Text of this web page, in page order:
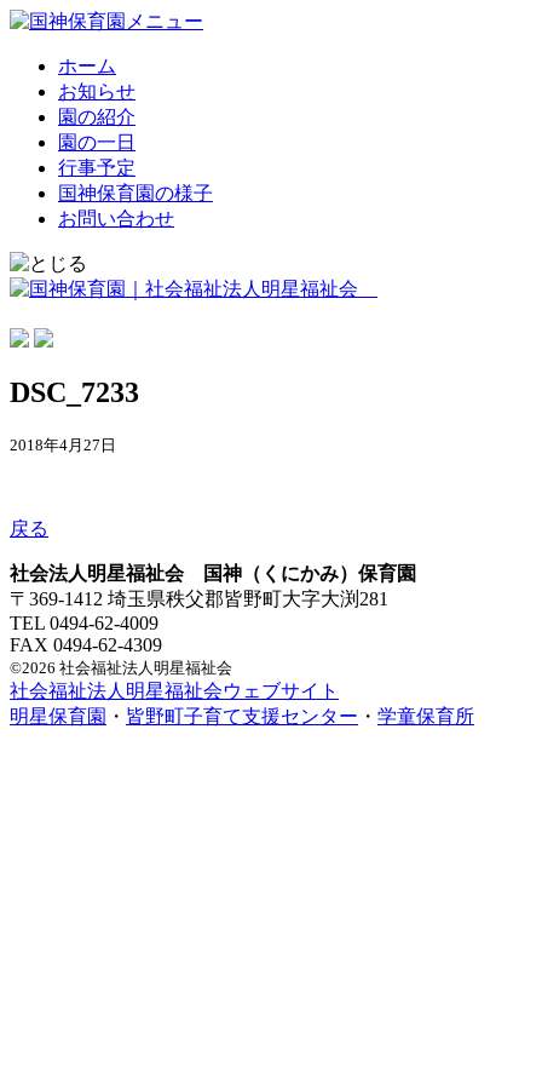
ホーム
お知らせ
園の紹介
園の一日
行事予定
国神保育園の様子
お問い合わせ
DSC_7233
2018年4月27日
戻る
社会法人明星福祉会 国神（くにかみ）保育園
〒369-1412 埼玉県秩父郡皆野町大字大渕281
TEL 0494-62-4009
FAX 0494-62-4309
©2026 社会福祉法人明星福祉会
社会福祉法人明星福祉会ウェブサイト
明星保育園 ・ 皆野町子育て支援センター ・ 学童保育所